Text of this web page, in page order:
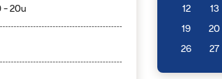
12 13
19 20
26 27
- 20u